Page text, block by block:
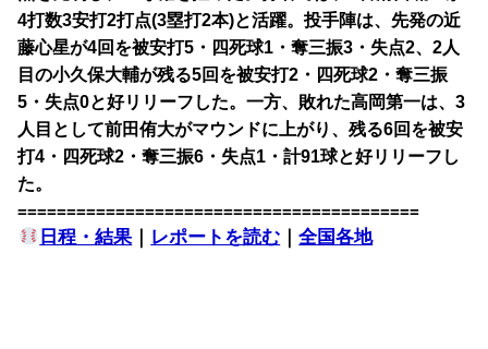
4打数3安打2打点(3塁打2本)と活躍。投手陣は、先発の近
藤心星が4回を被安打5・四死球1・奪三振3・失点2、2人
目の小久保大輔が残る5回を被安打2・四死球2・奪三振
5・失点0と好リリーフした。一方、敗れた高岡第一は、3
人目として前田侑大がマウンドに上がり、残る6回を被安
打4・四死球2・奪三振6・失点1・計91球と好リリーフし
た。
=========================================
日程・結果｜ レポートを読む ｜全国各地